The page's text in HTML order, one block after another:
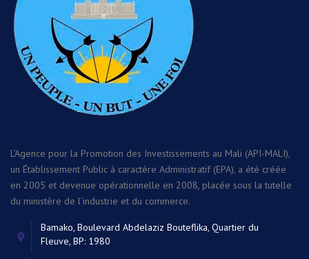
L’Agence pour la Promotion des Investissements au Mali (API-MALI),
un Établissement Public à caractère Administratif (EPA), a été créée
en 2005 et devenue opérationnelle en 2008, placée sous la tutelle
du ministère de l’industrie et du commerce.
Bamako, Boulevard Abdelaziz Bouteflika, Quartier du
Fleuve, BP: 1980